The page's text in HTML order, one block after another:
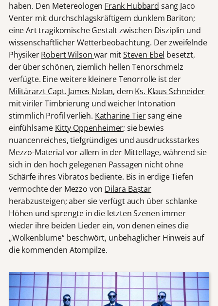
haben. Den Metereologen Frank Hubbard sang Jaco
Venter mit durchschlagskräftigem dunklem Bariton;
eine Art tragikomische Gestalt zwischen Disziplin und
wissenschaftlicher Wetterbeobachtung. Der zweifelnde
PhysikerRobert Wilsonwar mitSteven Ebel besetzt,
der über schönen, ziemlich hellen Tenorschmelz
verfügte. Eine weitere kleinere Tenorrolle ist der
Militärarzt Capt. James Nolan, dem Ks. Klaus Schneider
mit viriler Timbrierung und weicher Intonation
stimmlich Profil verlieh. Katharine Tiersang eine
einfühlsame Kitty Oppenheimer; sie bewies
nuancenreiches, tiefgründiges und ausdrucksstarkes
Mezzo-Material vor allem in der Mittellage, während sie
sich in den hoch gelegenen Passagen nicht ohne
Schärfe ihres Vibratos bediente. Bis in erdige Tiefen
vermochte der Mezzo von Dilara Baștar
herabzusteigen; aber sie verfügt auch über schlanke
Höhen und sprengte in die letzten Szenen immer
wieder ihre beiden Lieder ein, von denen eines die
„Wolkenblume“ beschwört, unbehaglicher Hinweis auf
die kommenden Atompilze.